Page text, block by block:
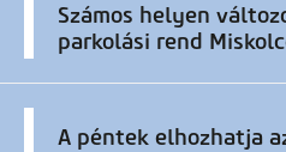
Számos helyen
parkolási rend
A péntek elhozhatja